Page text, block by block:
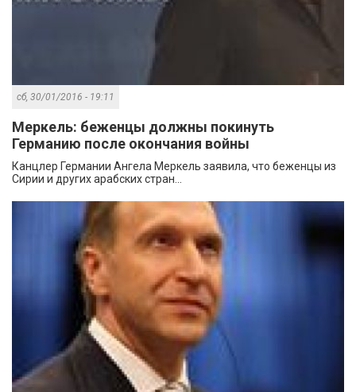
сб, 30/01/2016 - 19:11
Меркель: беженцы должны покинуть
Германию после окончания войны
Канцлер Германии Ангела Меркель заявила, что беженцы из
Сирии и других арабских стран...